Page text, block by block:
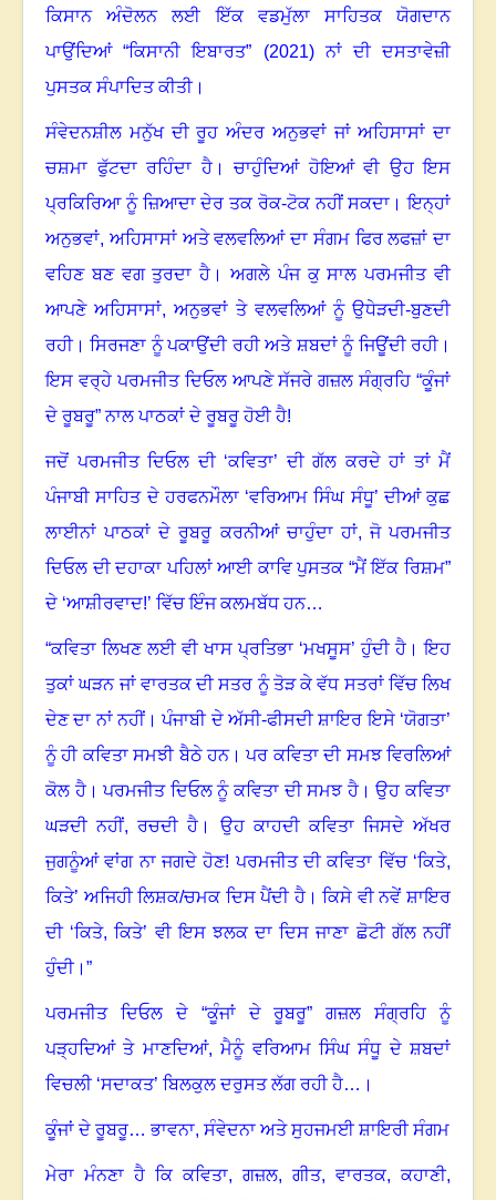
ਕਿਸਾਨ ਅੰਦੋਲਨ ਲਈ ਇੱਕ ਵਡਮੁੱਲਾ ਸਾਹਿਤਕ ਯੋਗਦਾਨ
ਪਾਉਂਦਿਆਂ “ਕਿਸਾਨੀ ਇਬਾਰਤ” (2021)ਨਾਂ ਦੀ ਦਸਤਾਵੇਜ਼ੀ
ਪੁਸਤਕ ਸੰਪਾਦਿਤ ਕੀਤੀ।
ਸੰਵੇਦਨਸ਼ੀਲ ਮਨੁੱਖ ਦੀ ਰੂਹ ਅੰਦਰ ਅਨੁਭਵਾਂ ਜਾਂ ਅਹਿਸਾਸਾਂ ਦਾ
ਚਸ਼ਮਾ ਫੁੱਟਦਾ ਰਹਿੰਦਾ ਹੈ। ਚਾਹੁੰਦਿਆਂ ਹੋਇਆਂ ਵੀ ਉਹ ਇਸ
ਪ੍ਰਕਿਰਿਆ ਨੂੰ ਜ਼ਿਆਦਾ ਦੇਰ ਤਕ ਰੋਕ-ਟੋਕ ਨਹੀਂ ਸਕਦਾ ।ਇਨ੍ਹਾਂ
ਅਨੁਭਵਾਂ, ਅਹਿਸਾਸਾਂ ਅਤੇ ਵਲਵਲਿਆਂ ਦਾ ਸੰਗਮ ਫਿਰ ਲਫਜ਼ਾਂ ਦਾ
ਵਹਿਣ ਬਣ ਵਗ ਤੁਰਦਾ ਹੈ ।ਅਗਲੇ ਪੰਜ ਕੁ ਸਾਲ ਪਰਮਜੀਤ ਵੀ
ਆਪਣੇ ਅਹਿਸਾਸਾਂ, ਅਨੁਭਵਾਂ ਤੇ ਵਲਵਲਿਆਂ ਨੂੰ ਉਧੇੜਦੀ-ਬੁਣਦੀ
ਰਹੀ।ਸਿਰਜਣਾ ਨੂੰ ਪਕਾਉਂਦੀ ਰਹੀ ਅਤੇ ਸ਼ਬਦਾਂ ਨੂੰ ਜਿਊਂਦੀ ਰਹੀ।
ਇਸ ਵਰ੍ਹੇ ਪਰਮਜੀਤ ਦਿਓਲ ਆਪਣੇ ਸੱਜਰੇ ਗਜ਼ਲ ਸੰਗ੍ਰਹਿ “ਕੂੰਜਾਂ
ਦੇ ਰੂਬਰੂ” ਨਾਲ ਪਾਠਕਾਂ ਦੇ ਰੂਬਰੂ ਹੋਈ ਹੈ!
ਜਦੋਂ ਪਰਮਜੀਤ ਦਿਓਲ ਦੀ ‘ਕਵਿਤਾ’ ਦੀ ਗੱਲ ਕਰਦੇ ਹਾਂ ਤਾਂ ਮੈਂ
ਪੰਜਾਬੀ ਸਾਹਿਤ ਦੇ ਹਰਫਨਮੌਲਾ ‘ਵਰਿਆਮ ਸਿੰਘ ਸੰਧੂ’ ਦੀਆਂ ਕੁਛ
ਲਾਈਨਾਂ ਪਾਠਕਾਂ ਦੇ ਰੂਬਰੂ ਕਰਨੀਆਂ ਚਾਹੁੰਦਾ ਹਾਂ,ਜੋ ਪਰਮਜੀਤ
ਦਿਓਲ ਦੀ ਦਹਾਕਾ ਪਹਿਲਾਂ ਆਈ ਕਾਵਿ ਪੁਸਤਕ “ਮੈਂ ਇੱਕ ਰਿਸ਼ਮ”
ਦੇ ‘ਆਸ਼ੀਰਵਾਦ!’ ਵਿੱਚ ਇੰਜ ਕਲਮਬੱਧ ਹਨ…
“ਕਵਿਤਾ ਲਿਖਣ ਲਈ ਵੀ ਖਾਸ ਪ੍ਰਤਿਭਾ ‘ਮਖਸੂਸ’ ਹੁੰਦੀ ਹੈ ।ਇਹ
ਤੁਕਾਂ ਘੜਨ ਜਾਂ ਵਾਰਤਕ ਦੀ ਸਤਰ ਨੂੰ ਤੋੜ ਕੇ ਵੱਧ ਸਤਰਾਂ ਵਿੱਚ ਲਿਖ
ਦੇਣ ਦਾ ਨਾਂ ਨਹੀਂ।ਪੰਜਾਬੀ ਦੇ ਅੱਸੀ-ਫੀਸਦੀ ਸ਼ਾਇਰ ਇਸੇ ‘ਯੋਗਤਾ’
ਨੂੰ ਹੀ ਕਵਿਤਾ ਸਮਝੀ ਬੈਠੇ ਹਨ।ਪਰ ਕਵਿਤਾ ਦੀ ਸਮਝ ਵਿਰਲਿਆਂ
ਕੋਲ ਹੈ।ਪਰਮਜੀਤ ਦਿਓਲ ਨੂੰ ਕਵਿਤਾ ਦੀ ਸਮਝ ਹੈ।ਉਹ ਕਵਿਤਾ
ਘੜਦੀ ਨਹੀਂ,ਰਚਦੀ ਹੈ । ਉਹ ਕਾਹਦੀ ਕਵਿਤਾ ਜਿਸਦੇ ਅੱਖਰ
ਜੁਗਨੂੰਆਂ ਵਾਂਗ ਨਾ ਜਗਦੇ ਹੋਣ! ਪਰਮਜੀਤ ਦੀ ਕਵਿਤਾ ਵਿੱਚ ‘ਕਿਤੇ,
ਕਿਤੇ’ ਅਜਿਹੀ ਲਿਸ਼ਕ/ਚਮਕ ਦਿਸ ਪੈਂਦੀ ਹੈ।ਕਿਸੇ ਵੀ ਨਵੇਂ ਸ਼ਾਇਰ
ਦੀ ‘ਕਿਤੇ,ਕਿਤੇ’ ਵੀ ਇਸ ਝਲਕ ਦਾ ਦਿਸ ਜਾਣਾ ਛੋਟੀ ਗੱਲ ਨਹੀਂ
ਹੁੰਦੀ।”
ਪਰਮਜੀਤ ਦਿਓਲ ਦੇ “ਕੂੰਜਾਂ ਦੇ ਰੂਬਰੂ” ਗਜ਼ਲ ਸੰਗ੍ਰਹਿ ਨੂੰ
ਪੜ੍ਹਦਿਆਂ ਤੇ ਮਾਣਦਿਆਂ, ਮੈਨੂੰ ਵਰਿਆਮ ਸਿੰਘ ਸੰਧੂ ਦੇ ਸ਼ਬਦਾਂ
ਵਿਚਲੀ ‘ਸਦਾਕਤ’ ਬਿਲਕੁਲ ਦਰੁਸਤ ਲੱਗ ਰਹੀ ਹੈ… ।
ਕੂੰਜਾਂ ਦੇ ਰੂਬਰੂ… ਭਾਵਨਾ, ਸੰਵੇਦਨਾ ਅਤੇ ਸੁਹਜਮਈ ਸ਼ਾਇਰੀ ਸੰਗਮ
ਮੇਰਾ ਮੰਨਣਾ ਹੈ ਕਿ ਕਵਿਤਾ, ਗਜ਼ਲ, ਗੀਤ, ਵਾਰਤਕ,ਕਹਾਣੀ,